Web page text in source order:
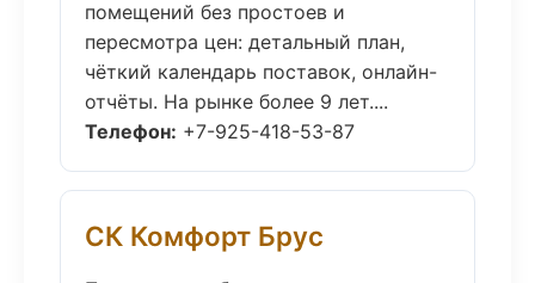
помещений без простоев и
пересмотра цен: детальный план,
чёткий календарь поставок, онлайн-
отчёты. На рынке более 9 лет....
Телефон: +7-925-418-53-87
СК Комфорт Брус